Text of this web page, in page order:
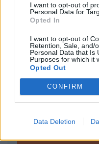
I want to opt-out of
Personal Data for
Opted In
I want to opt-out of
Retention, Sale, and/
Personal Data that Is
Purposes for which it
Opted Out
CONFIRM
Data Deletion
KEDVES
A keresett cikk a
tartozik, melynek
regisztrációhoz kötött.
Az előfizetés a
kötéslistái